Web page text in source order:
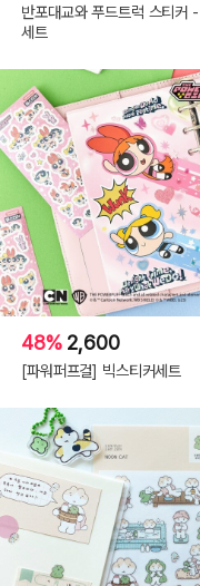
반포대교와 푸드트럭 스티커
세트
48% 2,600
[파워퍼프걸] 빅스티커세트